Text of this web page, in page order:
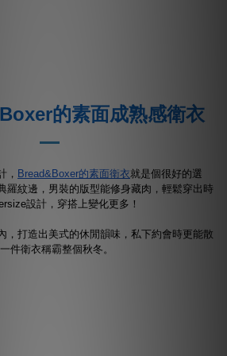
的素面成熟感衛衣
， Bread&Boxer的素面衛衣就是個很好的選
羅紋邊，男裝的版型能修身藏肉，輕鬆穿出時
設計，穿搭上變化更多！
，打造出美式的休閒韻味，私下約會時更能散
件衛衣稱霸整個秋冬。